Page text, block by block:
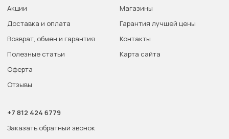
Акции
Доставка и оплата
Возврат, обмен и гарантия
Полезные статьи
Оферта
Отзывы
Магазины
Гарантия лучшей цены
Контакты
Карта сайта
+7 812 424 6779
Заказать обратный звонок